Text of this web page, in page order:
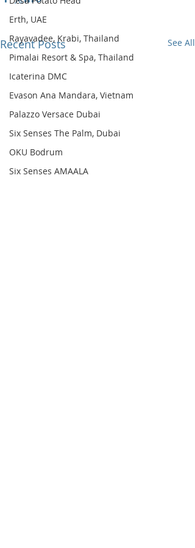
Erth, UAE
Rayavadee, Krabi, Thailand
Pimalai Resort & Spa, Thailand
Icaterina DMC
Evason Ana Mandara, Vietnam
Palazzo Versace Dubai
Six Senses The Palm, Dubai
OKU Bodrum
Six Senses AMAALA
Recent Posts See All